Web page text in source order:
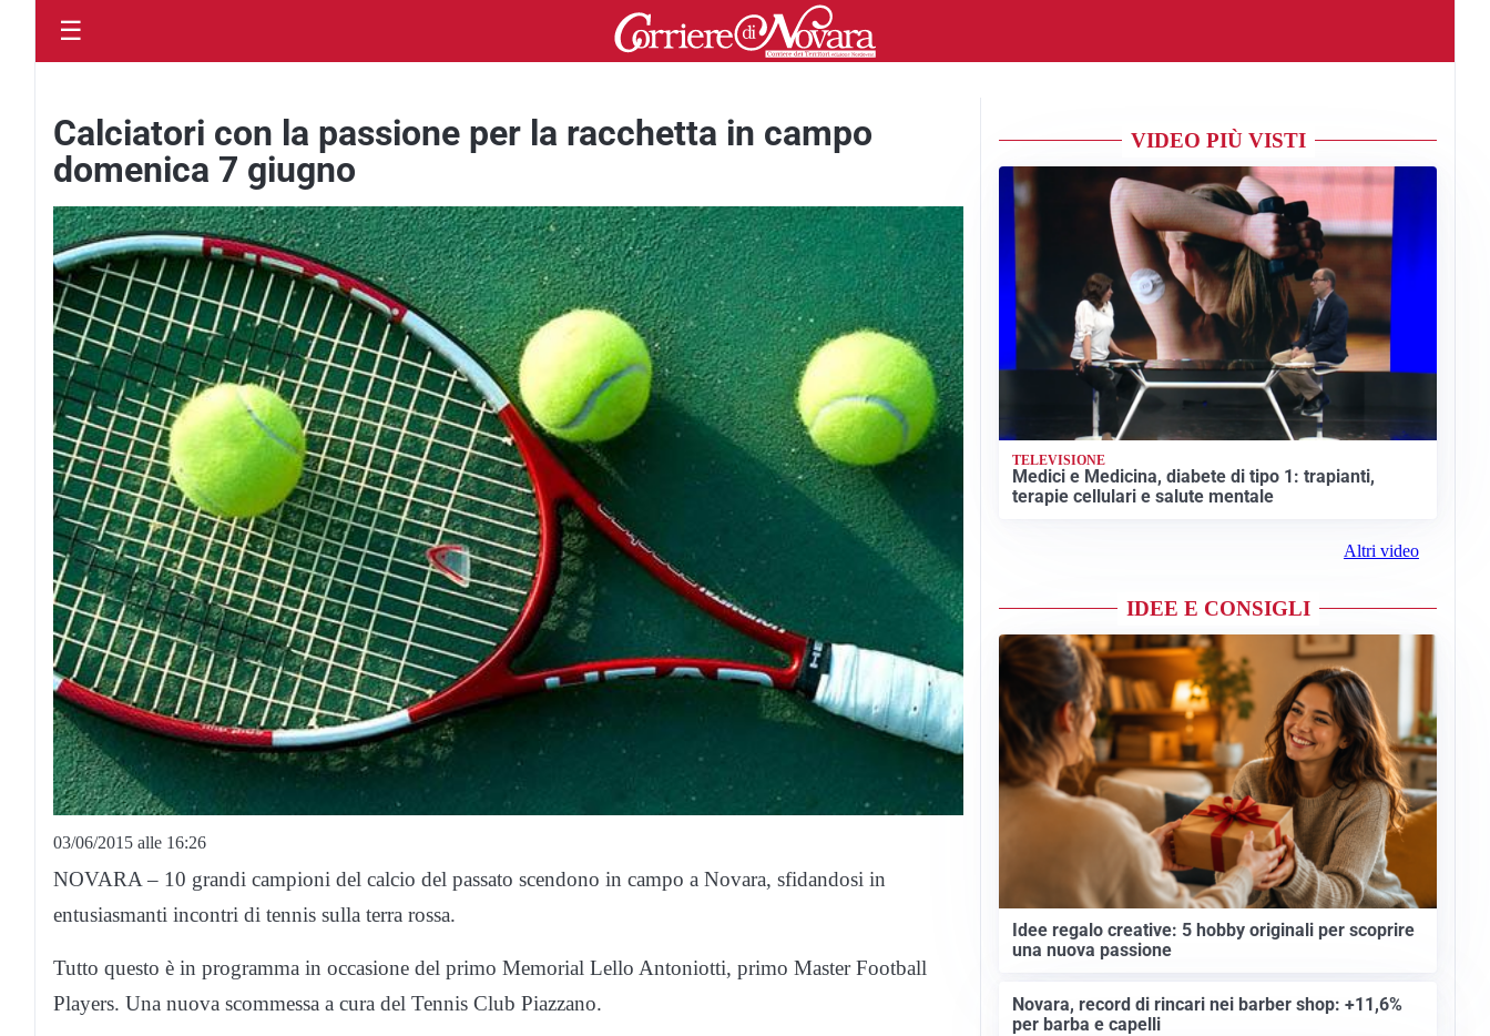
☰
Calciatori con la passione per la racchetta in campo
domenica 7 giugno
03/06/2015 alle 16:26
NOVARA – 10 grandi campioni del calcio del passato scendono in campo a Novara, sfidandosi in
entusiasmanti incontri di tennis sulla terra rossa.
Tutto questo è in programma in occasione del primo Memorial Lello Antoniotti, primo Master Football
Players. Una nuova scommessa a cura del Tennis Club Piazzano.
VIDEO PIÙ VISTI
TELEVISIONE
Medici e Medicina, diabete di tipo 1: trapianti,
terapie cellulari e salute mentale
Altri video
IDEE E CONSIGLI
Idee regalo creative: 5 hobby originali per scoprire
una nuova passione
Novara, record di rincari nei barber shop: +11,6%
per barba e capelli